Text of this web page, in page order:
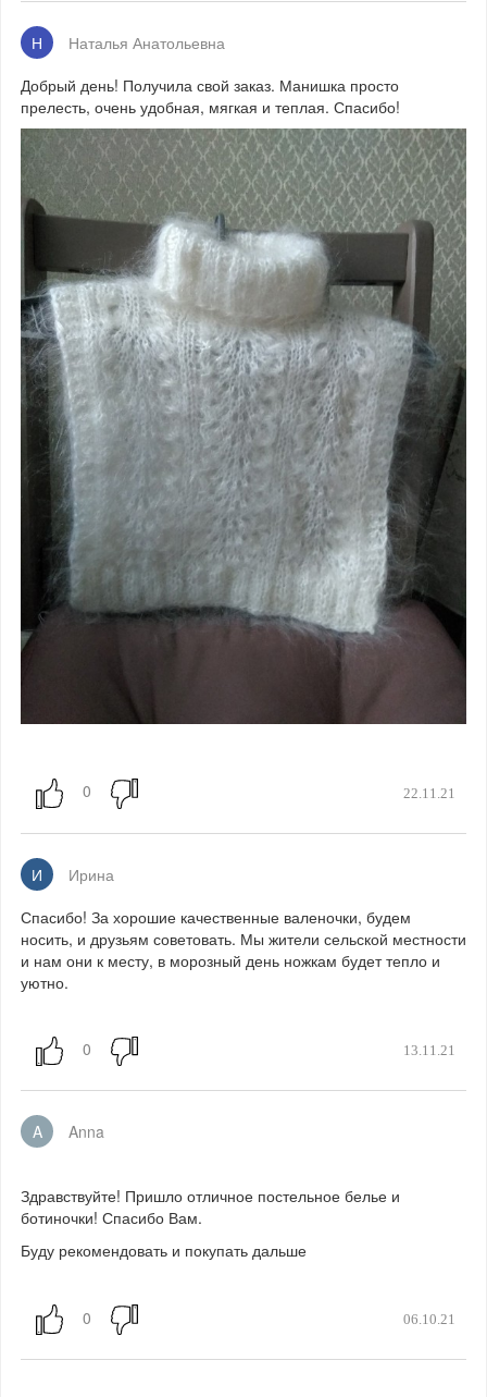
Н
Наталья Анатольевна
Добрый день! Получила свой заказ. Манишка просто
прелесть, очень удобная, мягкая и теплая. Спасибо!
22.11.21
И
Ирина
Спасибо! За хорошие качественные валеночки, будем
носить, и друзьям советовать. Мы жители сельской местности
и нам они к месту, в морозный день ножкам будет тепло и
уютно.
13.11.21
A Anna
Здравствуйте! Пришло отличное постельное белье и
ботиночки! Спасибо Вам.
Буду рекомендовать и покупать дальше
06.10.21